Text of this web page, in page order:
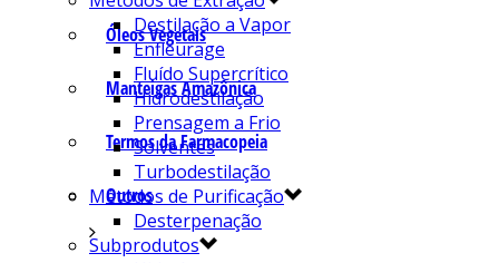
Óleos Vegetais
Manteigas Amazônica
Termos da Farmacopeia
Outros
Destilação a Vapor
Enfleurage
Fluído Supercrítico
Hidrodestilação
Prensagem a Frio
Solventes
Turbodestilação
Métodos de Purificação
Desterpenação
Subprodutos